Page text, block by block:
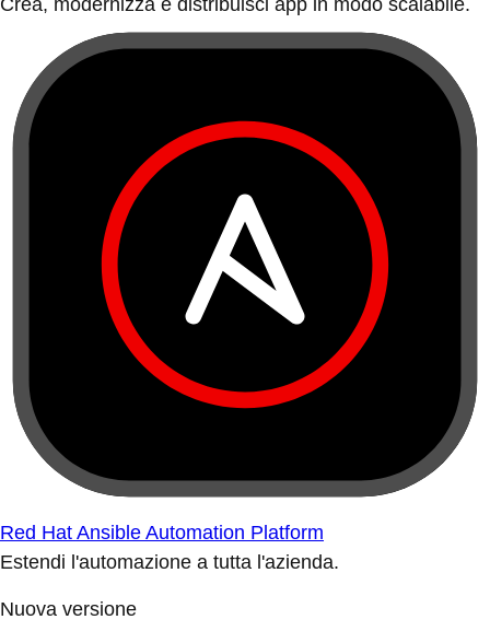
Crea, modernizza e distribuisci app in modo scalabile.
Red Hat Ansible Automation Platform
Estendi l'automazione a tutta l'azienda.
Nuova versione